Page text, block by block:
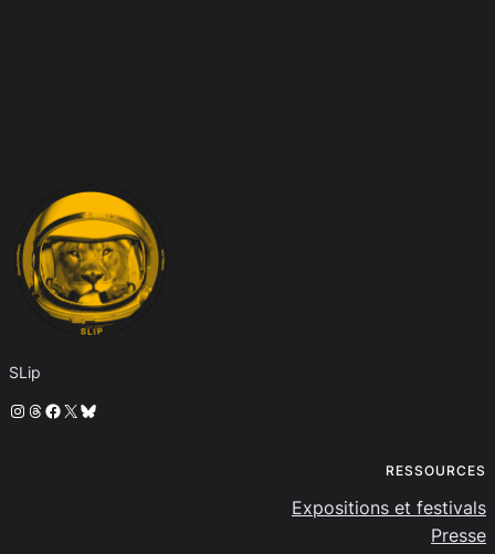
SLip
Instagram
Threads
Facebook
X Bluesky
RESSOURCES
Expositions et festivals
Presse